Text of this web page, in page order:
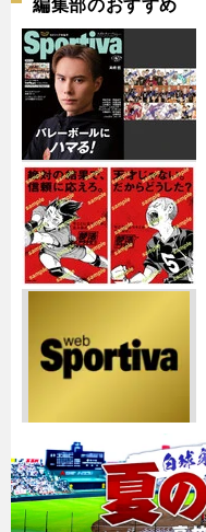
編集部のおすすめ